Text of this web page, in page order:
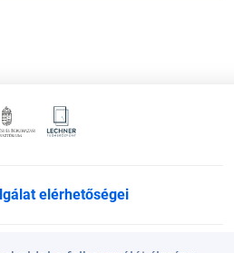
elérhetőségei